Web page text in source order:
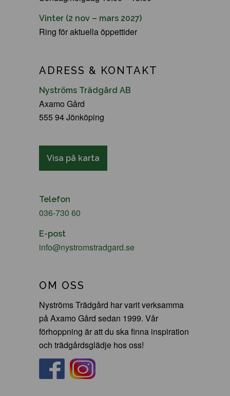
Vinter (2 nov – mars 2027)
Ring för aktuella öppettider
ADRESS & KONTAKT
Nyströms Trädgård AB
Axamo Gård
555 94 Jönköping
Visa på karta
Telefon
036-730 60
E-post
info@nystromstradgard.se
OM OSS
Nyströms Trädgård har varit verksamma
på Axamo Gård sedan 1999. Vår
förhoppning är att du ska finna inspiration
och trädgårdsglädje hos oss!